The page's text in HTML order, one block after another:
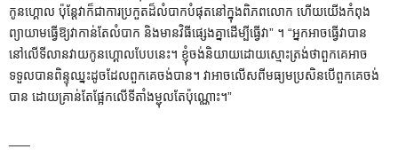
កូនហ្គោល ប៉ុន្តែវាក៏ជាការប្រកួតដ៏លំបាកបំផុតនៅក្នុងពិភពលោក ហើយយើងកំពុង
ព្យាយាមធ្វើឱ្យវាកាន់តែលំបាក និងមានវិធីផ្សេងគ្នាដើម្បីធ្វើវា” ។ “អ្នកអាចធ្វើវាបាន
នៅលើទីលានវាយកូនហ្គោលបែបនេះ។ ខ្ញុំចង់និយាយដោយស្មោះត្រង់ថាពួកគេអាច
ទទួលបានពិន្ទុឈ្នះដូចដែលពួកគេចង់បាន។ វាអាចលើសពីមធ្យមប្រសិនបើពួកគេចង់
បាន ដោយគ្រាន់តែផ្អែកលើទីតាំងម្ជុលតែប៉ុណ្ណោះ។”